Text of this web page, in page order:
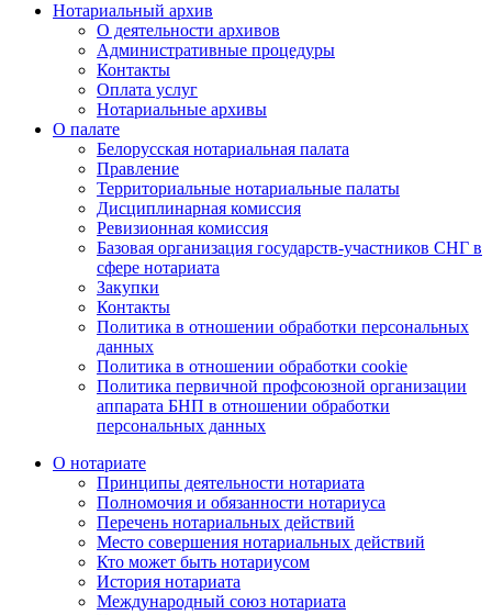
Нотариальный архив
О деятельности архивов
Административные процедуры
Контакты
Оплата услуг
Нотариальные архивы
О палате
Белорусская нотариальная палата
Правление
Территориальные нотариальные палаты
Дисциплинарная комиссия
Ревизионная комиссия
Базовая организация государств-участников СНГ в
сфере нотариата
Закупки
Контакты
Политика в отношении обработки персональных
данных
Политика в отношении обработки cookie
Политика первичной профсоюзной организации
аппарата БНП в отношении обработки
персональных данных
О нотариате
Принципы деятельности нотариата
Полномочия и обязанности нотариуса
Перечень нотариальных действий
Место совершения нотариальных действий
Кто может быть нотариусом
История нотариата
Международный союз нотариата